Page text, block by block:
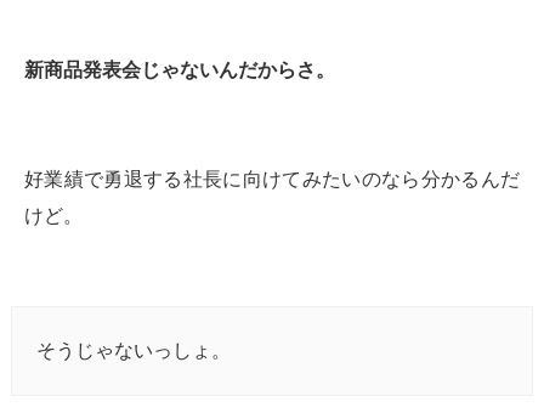
新商品発表会じゃないんだからさ。
好業績で勇退する社長に向けてみたいのなら分かるんだ
けど。
そうじゃないっしょ。